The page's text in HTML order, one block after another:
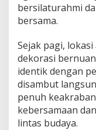
bersilaturahmi
bersama.
Sejak pagi,
dekorasi
identik dengan
disambut
penuh
kebersamaan
lintas budaya.